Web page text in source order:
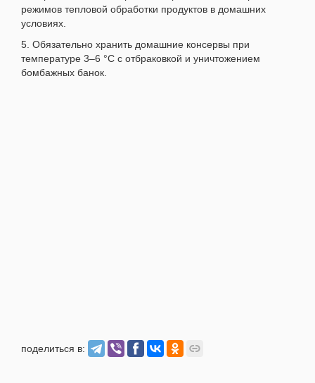
режимов тепловой обработки продуктов в домашних
условиях.
5. Обязательно хранить домашние консервы при
температуре 3–6 °С с отбраковкой и уничтожением
бомбажных банок.
поделиться в: